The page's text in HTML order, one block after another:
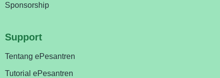
Sponsorship
Support
Tentang ePesantren
Tutorial ePesantren